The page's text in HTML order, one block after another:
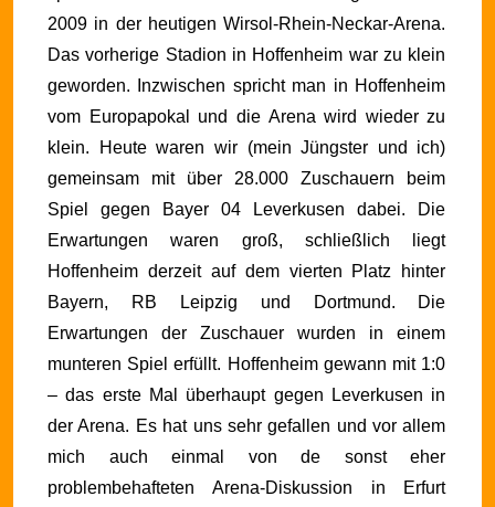
2009 in der heutigen Wirsol-Rhein-Neckar-Arena.
Das vorherige Stadion in Hoffenheim war zu klein
geworden. Inzwischen spricht man in Hoffenheim
vom Europapokal und die Arena wird wieder zu
klein.
Heute waren wir (mein Jüngster und ich)
gemeinsam mit über 28.000 Zuschauern beim
Spiel gegen Bayer 04 Leverkusen dabei. Die
Erwartungen waren groß, schließlich liegt
Hoffenheim derzeit auf dem vierten Platz hinter
Bayern, RB Leipzig und Dortmund. Die
Erwartungen der Zuschauer wurden in einem
munteren Spiel erfüllt. Hoffenheim gewann mit 1:0
– das erste Mal überhaupt gegen Leverkusen in
der Arena. Es hat uns sehr gefallen und vor allem
mich auch einmal von de sonst eher
problembehafteten Arena-Diskussion in Erfurt